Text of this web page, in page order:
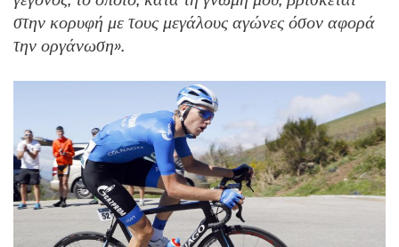
στην κορυφή με τους μεγάλους αγώνες όσον αφορά
την οργάνωση».